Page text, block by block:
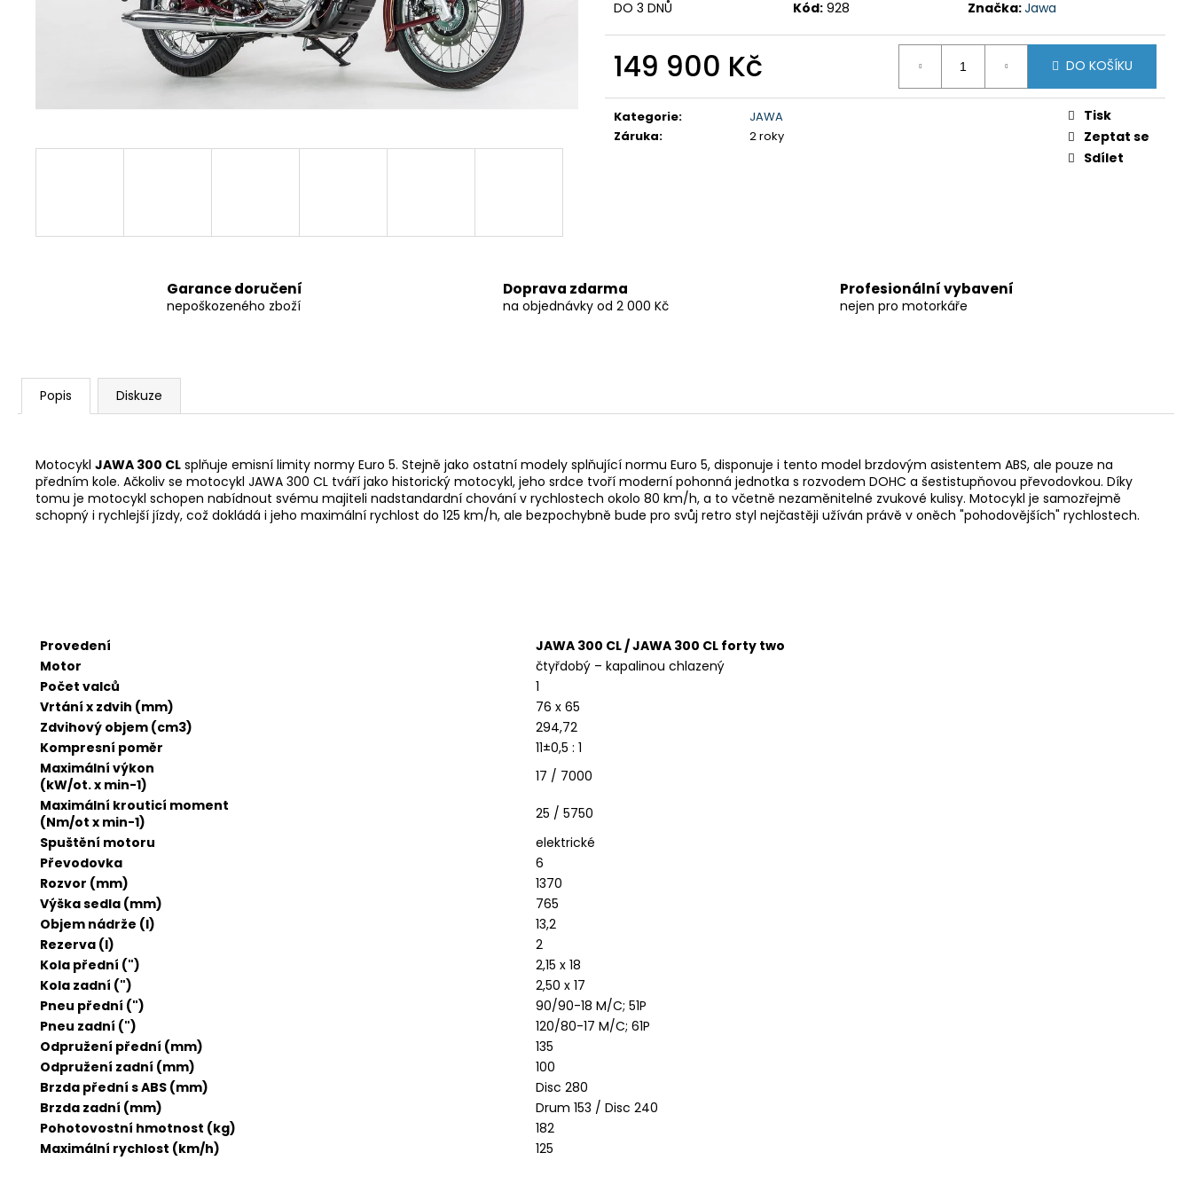
DO 3 DNŮ Kód: 928 Značka:Jawa
149 900 Kč
cena:
DO KOŠÍKU
Kategorie:
JAWA
Záruka: 2 roky
Tisk
Zeptat se
Sdílet
Garance doručení
nepoškozeného zboží
Doprava zdarma
na objednávky od 2 000 Kč
Profesionální vybavení
nejen pro motorkáře
Popis Diskuze
Motocykl JAWA 300 CL splňuje emisní limity normy Euro 5. Stejně jako ostatní modely splňující normu Euro 5, disponuje i tento model brzdovým asistentem ABS, ale pouze na
předním kole. Ačkoliv se motocykl JAWA 300 CL tváří jako historický motocykl, jeho srdce tvoří moderní pohonná jednotka s rozvodem DOHC a šestistupňovou převodovkou. Díky
tomu je motocykl schopen nabídnout svému majiteli nadstandardní chování v rychlostech okolo 80 km/h, a to včetně nezaměnitelné zvukové kulisy. Motocykl je samozřejmě
schopný i rychlejší jízdy, což dokládá i jeho maximální rychlost do 125 km/h, ale bezpochybně bude pro svůj retro styl nejčastěji užíván právě v oněch "pohodovějších" rychlostech.
Provedení
JAWA 300 CL / JAWA 300 CL forty two
Motor
čtyřdobý – kapalinou chlazený
Počet valců
1
Vrtání x zdvih (mm)
76 x 65
Zdvihový objem (cm3)
294,72
Kompresní poměr
11±0,5 : 1
Maximální výkon
(kW/ot. x min-1)
17 / 7000
Maximální krouticí moment
(Nm/ot x min-1)
25 / 5750
Spuštění motoru
elektrické
Převodovka
6
Rozvor (mm)
1370
Výška sedla (mm)
765
Objem nádrže (l)
13,2
Rezerva (l)
2
Kola přední (")
2,15 x 18
Kola zadní (")
2,50 x 17
Pneu přední (")
90/90-18 M/C; 51P
Pneu zadní (")
120/80-17 M/C; 61P
Odpružení přední (mm)
135
Odpružení zadní (mm)
100
Brzda přední s ABS (mm)
Disc 280
Brzda zadní (mm)
Drum 153 / Disc 240
Pohotovostní hmotnost (kg)
182
Maximální rychlost (km/h)
125
8 797,38 Kč
199 900 Kč
Původně:219 900 Kč